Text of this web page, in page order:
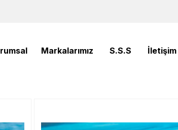
Markalarımız S.S.S İletişim